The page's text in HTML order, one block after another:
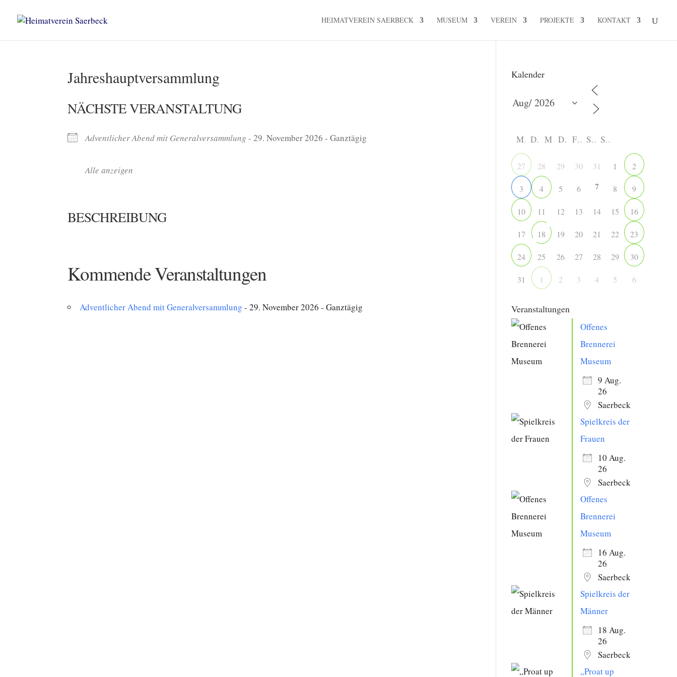
HEIMATVEREIN SAERBECK MUSEUM VEREIN PROJEKTE KONTAKT
Jahreshauptversammlung
NÄCHSTE VERANSTALTUNG
Adventlicher Abend mit Generalversammlung - 29. November 2026 - Ganztägig
Alle anzeigen
BESCHREIBUNG
Kommende Veranstaltungen
Adventlicher Abend mit Generalversammlung - 29. November 2026 - Ganztägig
Kalender
M D M D F S S
27 28 29 30 31 1 2
3 4 5 6 7 8 9
10 11 12 13 14 15 16
17 18 19 20 21 22 23
24 25 26 27 28 29 30
31 1 2 3 4 5 6
Veranstaltungen
Offenes
Brennerei
Museum
9 Aug.
26
Saerbeck
Spielkreis der
Frauen
10 Aug.
26
Saerbeck
Offenes
Brennerei
Museum
16 Aug.
26
Saerbeck
Spielkreis der
Männer
18 Aug.
26
Saerbeck
„Proat up